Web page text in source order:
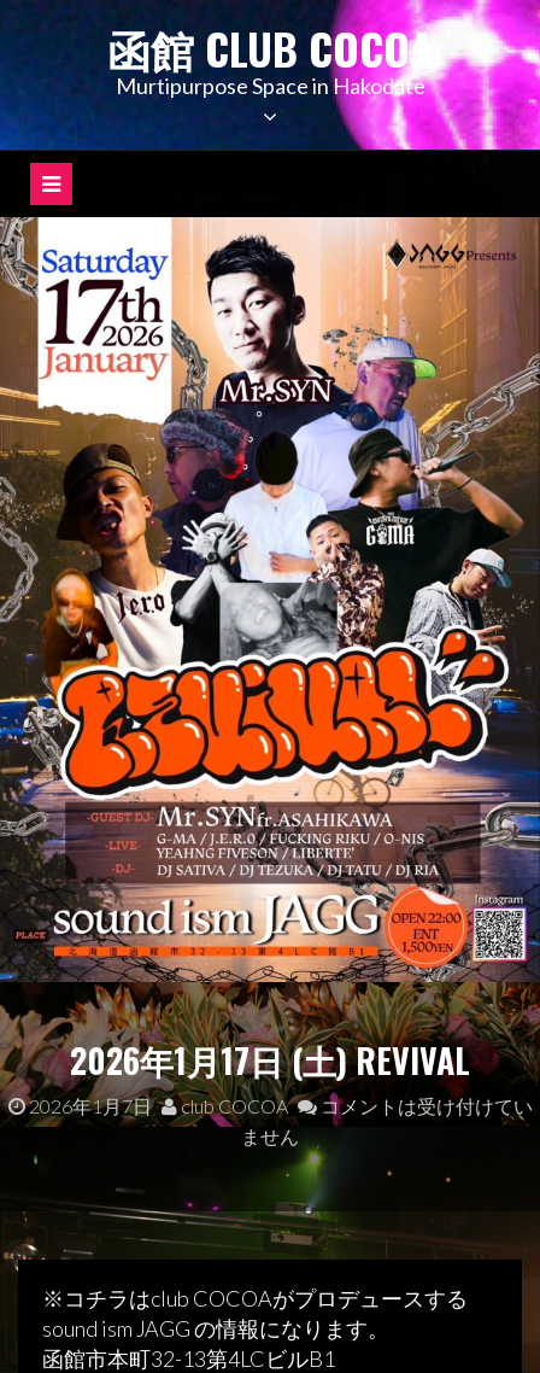
ツ
キ
ッ
プ
函館 CLUB COCOA
Murtipurpose Space in Hakodate
2026年1月17日 (土) REVIVAL
2026年1月7日 club COCOA
コメントは受け付けてい
ません
※コチラはclub COCOAがプロデュースする
sound ism JAGG の情報になります。
函館市本町32-13第4LCビルB1